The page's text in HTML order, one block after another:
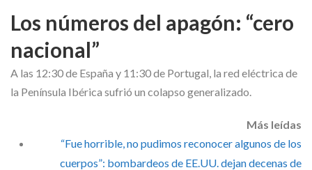
Los números del apagón: “cero
nacional”
A las 12:30 de España y 11:30 de Portugal, la red eléctrica de
la Península Ibérica sufrió un colapso generalizado.
Más leídas
“Fue horrible, no pudimos reconocer algunos de los
cuerpos”: bombardeos de EE.UU. dejan decenas de